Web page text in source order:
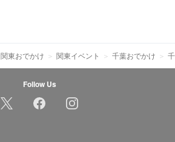
関東おでかけ 関東イベント 千葉おでかけ
Follow Us